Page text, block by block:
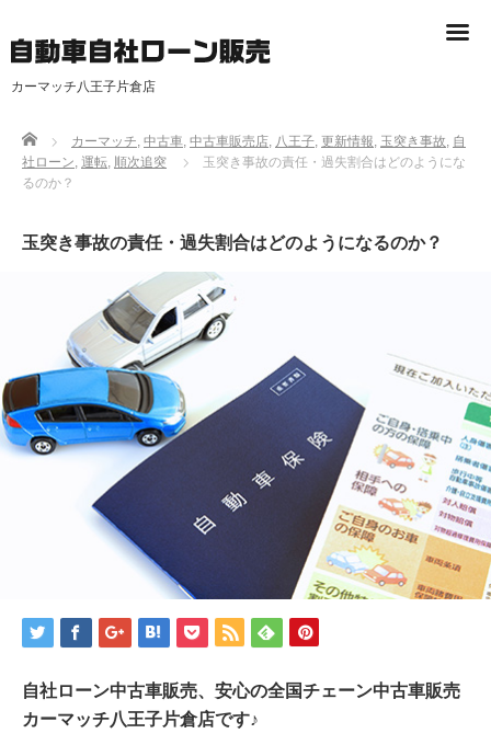
カーマッチ八王子片倉店
Home カーマッチ, 中古車, 中古車販売店, 八王子, 更新情報, 玉突き事故, 自
社ローン, 運転, 順次追突
玉突き事故の責任・過失割合はどのようにな
るのか？
玉突き事故の責任・過失割合はどのようになるのか？
自社ローン中古車販売、安心の全国チェーン中古車販売
カーマッチ八王子片倉店です♪